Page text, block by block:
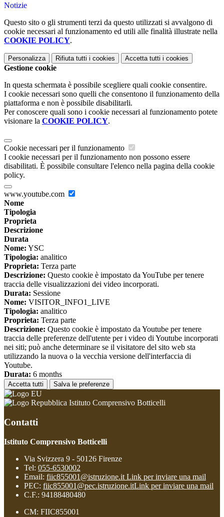
Notizie
Questo sito o gli strumenti terzi da questo utilizzati si avvalgono di
cookie necessari al funzionamento ed utili alle finalità illustrate nella
COOKIE POLICY.
Personalizza Rifiuta tutti i cookies Accetta tutti i cookies
Gestione cookie
In questa schermata è possibile scegliere quali cookie consentire.
I cookie necessari sono quelli che consentono il funzionamento della
piattaforma e non è possibile disabilitarli.
Per conoscere quali sono i cookie necessari al funzionamento potete
visionare la COOKIE POLICY.
Cookie necessari per il funzionamento
I cookie necessari per il funzionamento non possono essere
disabilitati. È possibile consultare l'elenco nella pagina della cookie
policy.
www.youtube.com
Nome
Tipologia
Proprieta
Descrizione
Durata
Nome: YSC
Tipologia: analitico
Proprieta: Terza parte
Descrizione: Questo cookie è impostato da YouTube per tenere
traccia delle visualizzazioni dei video incorporati.
Durata: Sessione
Nome: VISITOR_INFO1_LIVE
Tipologia: analitico
Proprieta: Terza parte
Descrizione: Questo cookie è impostato da Youtube per tenere
traccia delle preferenze dell'utente per i video di Youtube incorporati
nei siti; può anche determinare se il visitatore del sito web sta
utilizzando la nuova o la vecchia versione dell'interfaccia di
Youtube.
Durata: 6 months
Accetta tutti Salva le preferenze
Istituto Comprensivo Botticelli
Contatti
Istituto Comprensivo Botticelli
Via Svizzera 9 - 50126 Firenze
Tel: 055-6530002
Email: fiic855001@istruzione.it Link per inviare una mail
PEC: fiic855001@pec.istruzione.itLink per inviare una mail
C.F.: 94188480480
CM: FIIC855001